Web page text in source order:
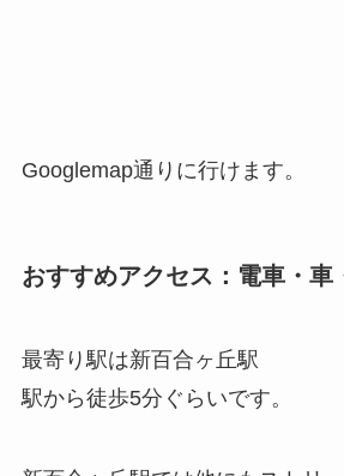
Googlemap通りに行けます。
おすすめアクセス：電車・車
最寄り駅は新百合ヶ丘駅
駅から徒歩5分ぐらいです。